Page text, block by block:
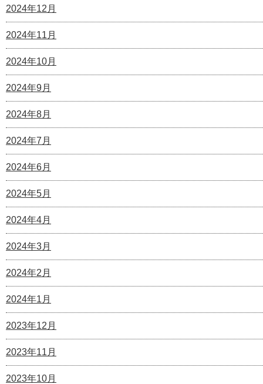
2024年12月
2024年11月
2024年10月
2024年9月
2024年8月
2024年7月
2024年6月
2024年5月
2024年4月
2024年3月
2024年2月
2024年1月
2023年12月
2023年11月
2023年10月